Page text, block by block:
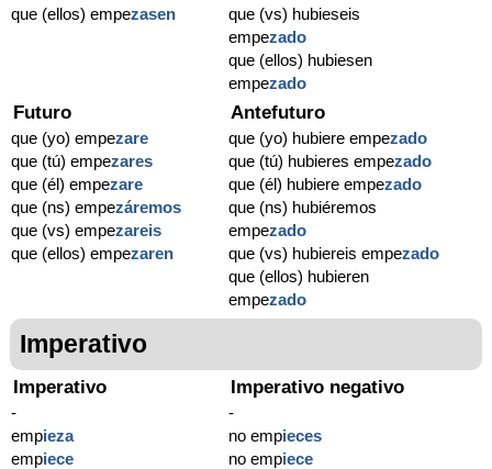
que (ellos) empezasen
que (vs) hubieseis
empezado
que (ellos) hubiesen
empezado
Futuro
que (yo) empezare
que (tú) empezares
que (él) empezare
que (ns) empezáremos
que (vs) empezareis
que (ellos) empezaren
Antefuturo
que (yo) hubiere empezado
que (tú) hubieres empezado
que (él) hubiere empezado
que (ns) hubiéremos
empezado
que (vs) hubiereis empezado
que (ellos) hubieren
empezado
Imperativo
Imperativo
-
empieza
empiece
Imperativo negativo
-
no empieces
no empiece